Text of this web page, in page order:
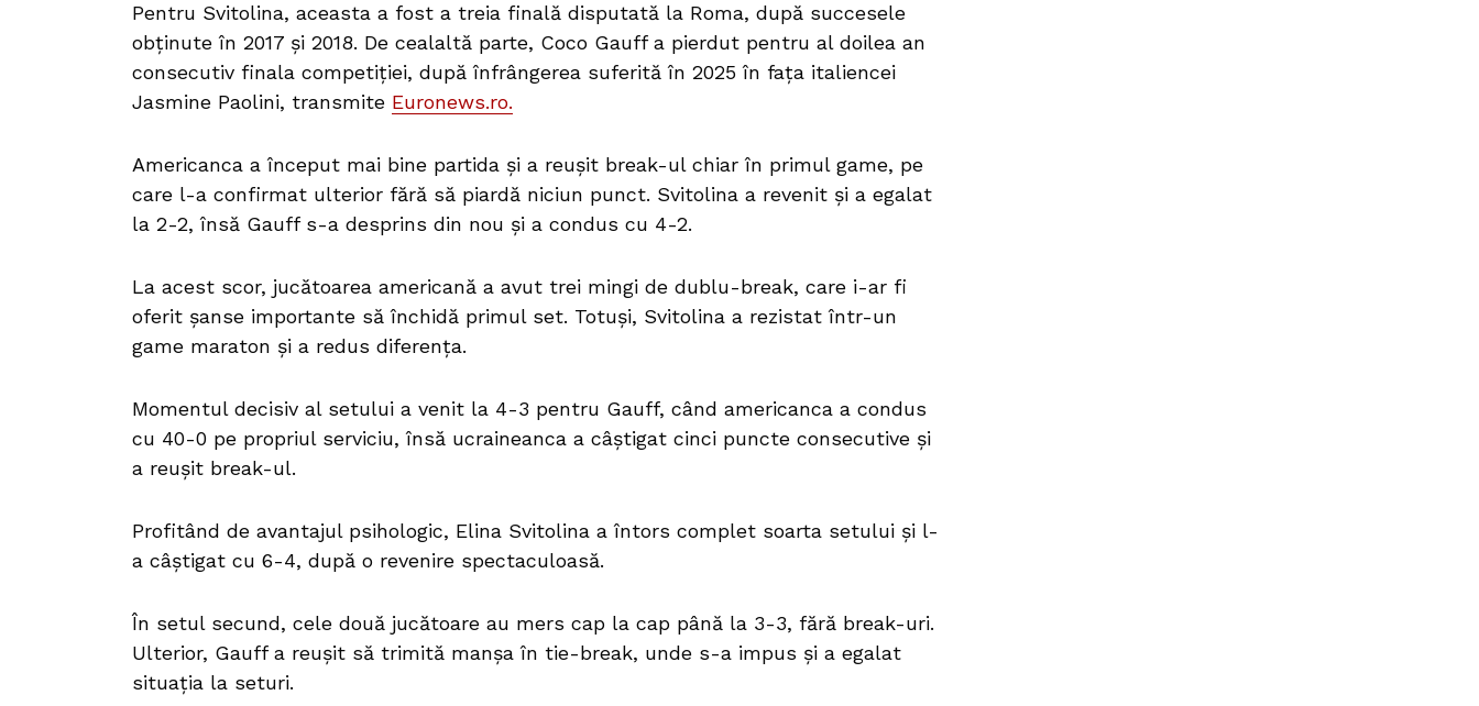
Pentru Svitolina, aceasta a fost a treia finală disputată la Roma, după succesele
obținute în 2017 și 2018. De cealaltă parte, Coco Gauff a pierdut pentru al doilea an
consecutiv finala competiției, după înfrângerea suferită în 2025 în fața italiencei
Jasmine Paolini, transmite Euronews.ro.
Americanca a început mai bine partida și a reușit break-ul chiar în primul game, pe
care l-a confirmat ulterior fără să piardă niciun punct. Svitolina a revenit și a egalat
la 2-2, însă Gauff s-a desprins din nou și a condus cu 4-2.
La acest scor, jucătoarea americană a avut trei mingi de dublu-break, care i-ar fi
oferit șanse importante să închidă primul set. Totuși, Svitolina a rezistat într-un
game maraton și a redus diferența.
Momentul decisiv al setului a venit la 4-3 pentru Gauff, când americanca a condus
cu 40-0 pe propriul serviciu, însă ucraineanca a câștigat cinci puncte consecutive și
a reușit break-ul.
Profitând de avantajul psihologic, Elina Svitolina a întors complet soarta setului și l-
a câștigat cu 6-4, după o revenire spectaculoasă.
În setul secund, cele două jucătoare au mers cap la cap până la 3-3, fără break-uri.
Ulterior, Gauff a reușit să trimită manșa în tie-break, unde s-a impus și a egalat
situația la seturi.